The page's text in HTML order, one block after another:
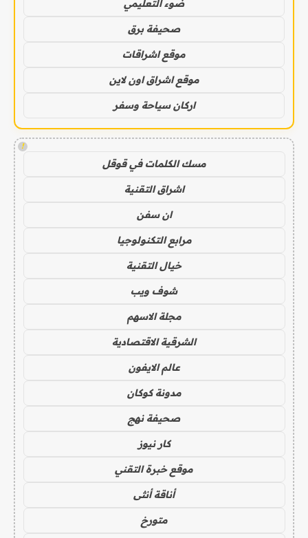
ضوء التعليمي
صحيفة برق
موقع اشراقات
موقع اشراق اون لاين
اركان سياحة وسفر
!
مسك الكلمات في قوقل
اشراق التقنية
ان سفن
مرابع التكنولوجيا
خيال التقنية
شوف ويب
مجلة الاسهم
الشرقية الاقتصادية
عالم الايفون
مدونة كوكان
صحيفة نهج
كار نيوز
موقع خبرة التقني
أناقة أنثى
متورخ